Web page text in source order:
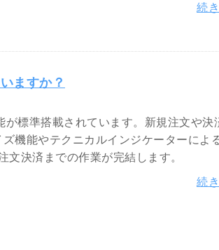
続
ますか？
標準搭載されています。新規注文や決
機能やテクニカルインジケーターによ
文決済までの作業が完結します。
続